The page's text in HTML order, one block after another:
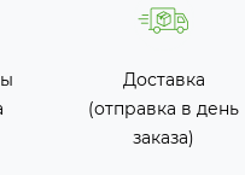
Доставка
(отправка в день
заказа)